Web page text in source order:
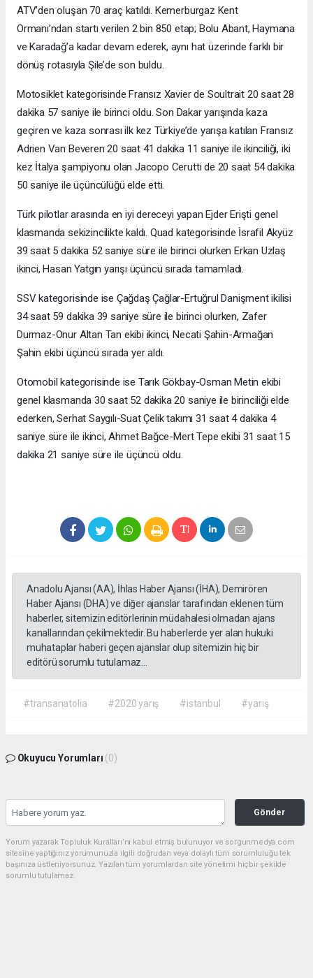
ATV’den oluşan 70 araç katıldı. Kemerburgaz Kent
Ormanı’ndan startı verilen 2 bin 850 etap; Bolu Abant, Haymana
ve Karadağ’a kadar devam ederek, aynı hat üzerinde farklı bir
dönüş rotasıyla Şile’de son buldu.
Motosiklet kategorisinde Fransız Xavier de Soultrait 20 saat 28
dakika 57 saniye ile birinci oldu. Son Dakar yarışında kaza
geçiren ve kaza sonrası ilk kez Türkiye’de yarışa katılan Fransız
Adrien Van Beveren 20 saat 41 dakika 11 saniye ile ikinciliği, iki
kez İtalya şampiyonu olan Jacopo Cerutti de 20 saat 54 dakika
50 saniye ile üçüncülüğü elde etti.
Türk pilotlar arasında en iyi dereceyi yapan Ejder Erişti genel
klasmanda sekizincilikte kaldı. Quad kategorisinde İsrafil Akyüz
39 saat 5 dakika 52 saniye süre ile birinci olurken Erkan Uzlaş
ikinci, Hasan Yatgın yarışı üçüncü sırada tamamladı.
SSV kategorisinde ise Çağdaş Çağlar-Ertuğrul Danişment ikilisi
34 saat 59 dakika 39 saniye süre ile birinci olurken, Zafer
Durmaz-Onur Altan Tan ekibi ikinci, Necati Şahin-Armağan
Şahin ekibi üçüncü sırada yer aldı.
Otomobil kategorisinde ise Tarık Gökbay-Osman Metin ekibi
genel klasmanda 30 saat 52 dakika 20 saniye ile birinciliği elde
ederken, Serhat Saygılı-Suat Çelik takımı 31 saat 4 dakika 4
saniye süre ile ikinci, Ahmet Bağce-Mert Tepe ekibi 31 saat 15
dakika 21 saniye süre ile üçüncü oldu.
Anadolu Ajansı (AA), İhlas Haber Ajansı (İHA), Demirören
Haber Ajansı (DHA) ve diğer ajanslar tarafından eklenen tüm
haberler, sitemizin editörlerinin müdahalesi olmadan ajans
kanallarından çekilmektedir. Bu haberlerde yer alan hukuki
muhataplar haberi geçen ajanslar olup sitemizin hiç bir
editörü sorumlu tutulamaz...
#transanatolia #2020 yarış #istanbul #yarış
Okuyucu Yorumları (0)
Gönder
Yorum yazarak Topluluk Kuralları’nı kabul etmiş bulunuyor ve sorgunmedya.com
sitesine yaptığınız yorumunuzla ilgili doğrudan veya dolaylı tüm sorumluluğu tek
başınıza üstleniyorsunuz. Yazılan tüm yorumlardan site yönetimi hiçbir şekilde
sorumlu tutulamaz.